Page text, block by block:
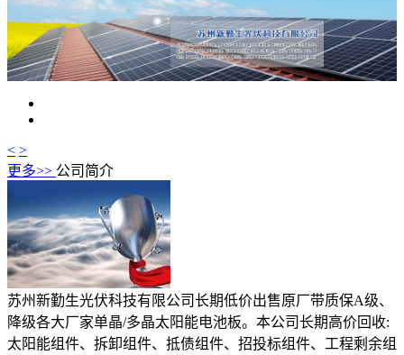
< >
更多>> 公司简介
苏州新勤生光伏科技有限公司长期低价出售原厂带质保A级、
降级各大厂家单晶/多晶太阳能电池板。本公司长期高价回收:
太阳能组件、拆卸组件、抵债组件、招投标组件、工程剩余组